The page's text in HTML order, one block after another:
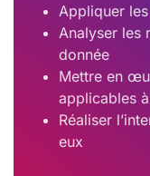
Appliquer
Analyser les
donnée
Mettre en
applicables
Réaliser
eux